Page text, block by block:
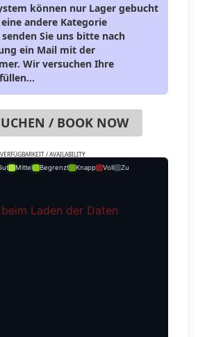
können nur Lager gebucht
andere Kategorie
Sie uns bitte nach
ein Mail mit der
Wir versuchen Ihre
/ BOOK NOW
VERFÜGBARKEIT / AVAILABILITY